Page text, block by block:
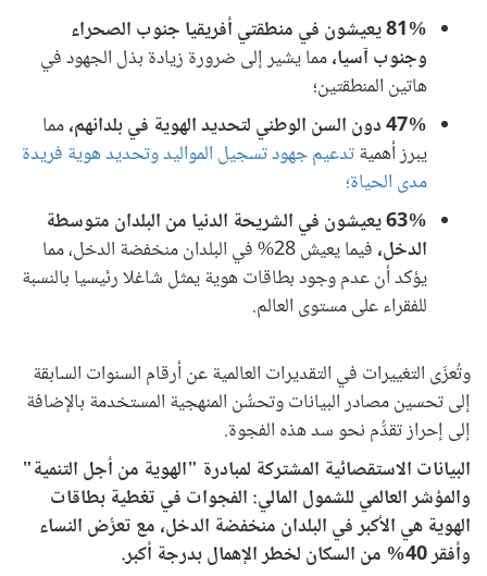
81% يعيشون في منطقتي أفريقيا جنوب الصحراء
وجنوب آسيا،مما يشير إلى ضرورة زيادة بذل الجهود في
هاتين المنطقتين؛
47% دون السن الوطني لتحديد الهوية في بلدانهم،
مما
يبرز أهميةتدعيم جهود تسجيل المواليدوتحديد هوية فريدة
مدى الحياة؛
63% يعيشون في الشريحة الدنيا من البلدان متوسطة
الدخل،
فيما يعيش 28% في البلدان منخفضة الدخل، مما
يؤكد أن عدم وجود بطاقات هوية يمثل شاغلا رئيسيا بالنسبة
للفقراء على مستوى العالم.
وتُعزَى التغييرات في التقديرات العالمية عن أرقام السنوات السابقة
إلى تحسين مصادر البيانات وتحسُّن المنهجية المستخدمة بالإضافة
إلى إحراز تقدُّم نحو سد هذه الفجوة.
البيانات الاستقصائية المشتركة لمبادرة "الهوية من أجل التنمية"
والمؤشر العالمي للشمول المالي: الفجوات في تغطية بطاقات
الهوية هي الأكبر في البلدان منخفضة الدخل، مع تعرُّض النساء
وأفقر 40% من السكان لخطر الإهمال بدرجة أكبر.